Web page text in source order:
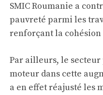
SMIC Roumanie a
pauvreté parmi les
renforçant la cohésion
Par ailleurs, le
moteur dans cette
a en effet réajusté les